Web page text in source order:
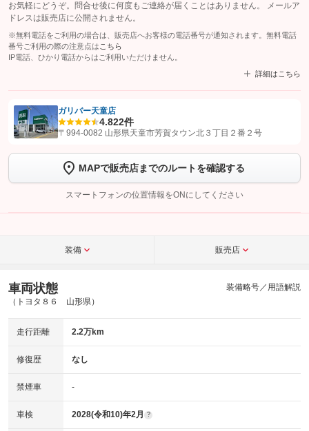
お気軽にどうぞ。問合せ後に何度もご連絡が届くことはありません。 メールア
ドレスは販売店に公開されません。
※無料電話をご利用の場合は、販売店へお客様の電話番号が通知されます。無料電話
番号ご利用の際の注意点は こちら
IP電話、ひかり電話からはご利用いただけません。
詳細はこちら
【STEP1】認証画面でグーネットを友だち追加してから「許可する」ボタンを押
トーク画面で
ボタンをタップして問い合わせを
完了してください。
こちら
ガリバー天童店
4.822件
〒994-0082 山形県天童市芳賀タウン北３丁目２番２号
MAPで販売店までのルートを確認する
スマートフォンの位置情報をONにしてください
装備 販売店
車両状態
（トヨタ８６ 山形県）
装備略号／用語解説
走行距離 2.2万km
修復歴 なし
禁煙車 -
車検 2028(令和10)年2月 ?